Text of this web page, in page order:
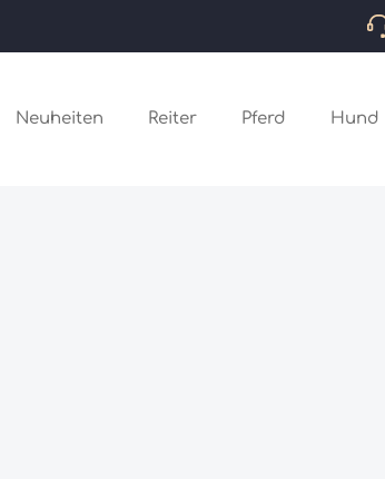
Neuheiten Reiter Pferd Hund